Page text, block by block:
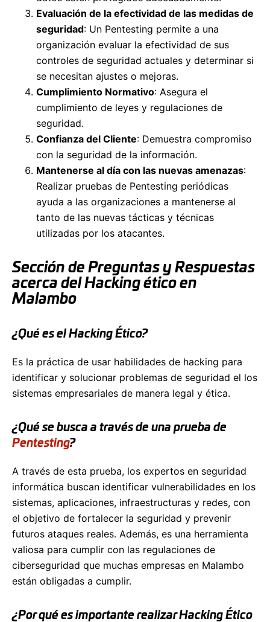
Evaluación de la efectividad de las medidas de
seguridad: Un Pentesting permite a una
organización evaluar la efectividad de sus
controles de seguridad actuales y determinar si
se necesitan ajustes o mejoras.
Cumplimiento Normativo: Asegura el
cumplimiento de leyes y regulaciones de
seguridad.
Confianza del Cliente: Demuestra compromiso
con la seguridad de la información.
Mantenerse al día con las nuevas amenazas:
Realizar pruebas de Pentesting periódicas
ayuda a las organizaciones a mantenerse al
tanto de las nuevas tácticas y técnicas
utilizadas por los atacantes.
Sección de Preguntas y Respuestas
acerca del Hacking ético en
Malambo
¿Qué es el Hacking Ético?
Es la práctica de usar habilidades de hacking para
identificar y solucionar problemas de seguridad el los
sistemas empresariales de manera legal y ética.
¿Qué se busca a través de una prueba de
Pentesting?
A través de esta prueba, los expertos en seguridad
informática buscan identificar vulnerabilidades en los
sistemas, aplicaciones, infraestructuras y redes, con
el objetivo de fortalecer la seguridad y prevenir
futuros ataques reales. Además, es una herramienta
valiosa para cumplir con las regulaciones de
ciberseguridad que muchas empresas en Malambo
están obligadas a cumplir.
¿Por qué es importante realizar Hacking Ético